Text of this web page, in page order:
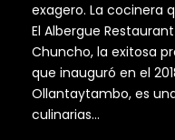
exagero. La cocinera
El Albergue
Chuncho, la exitosa
que inauguró en el
Ollantaytambo, es
culinarias...